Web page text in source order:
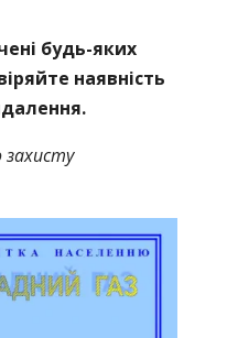
будь-яких
наявність